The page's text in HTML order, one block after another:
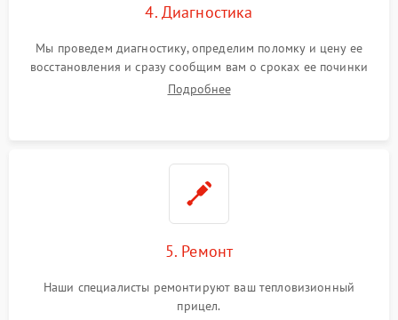
4. Диагностика
Мы проведем диагностику, определим поломку и цену ее
восстановления и сразу сообщим вам о сроках ее починки
Подробнее
5. Ремонт
Наши специалисты ремонтируют ваш тепловизионный
прицел.